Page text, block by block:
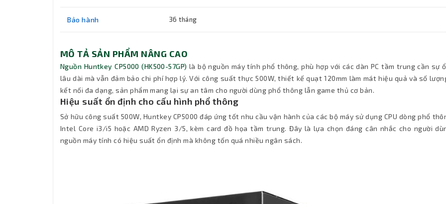
Bảo hành 36 tháng
MÔ TẢ SẢN PHẨM NÂNG CAO
Nguồn Huntkey CP5000 (HK500-57GP) là bộ nguồn máy tính phổ thông, phù hợp với các dàn PC tầm trung cần sự
lâu dài mà vẫn đảm bảo chi phí hợp lý. Với công suất thực 500W, thiết kế quạt 120mm làm mát hiệu quả và số
kết nối đa dạng, sản phẩm mang lại sự an tâm cho người dùng phổ thông lẫn game thủ cơ bản.
Hiệu suất ổn định cho cấu hình phổ thông
Sở hữu công suất 500W, Huntkey CP5000 đáp ứng tốt nhu cầu vận hành của các bộ máy sử dụng CPU dòng phổ
Intel Core i3/i5 hoặc AMD Ryzen 3/5, kèm card đồ họa tầm trung. Đây là lựa chọn đáng cân nhắc cho người
nguồn máy tính có hiệu suất ổn định mà không tốn quá nhiều ngân sách.